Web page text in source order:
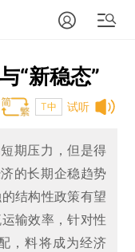
“新稳态”
试听
T中
期压力，但是得
的长期企稳趋势
结构性政策有望
输效率，针对性
，料将成为经济